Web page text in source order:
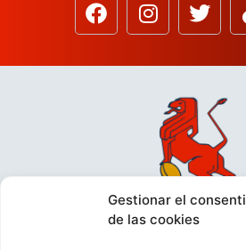
Gestionar el
de las cookies